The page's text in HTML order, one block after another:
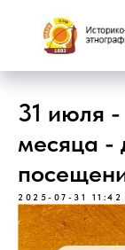
31 июля -
месяца -
2025-07-31 11:42